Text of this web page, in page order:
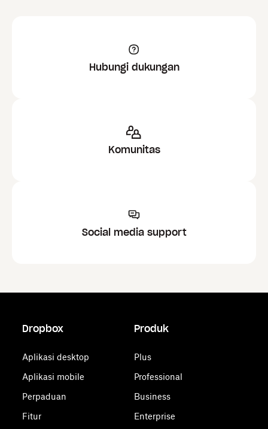
Hubungi dukungan
Komunitas
Social media support
Dropbox
Aplikasi desktop
Aplikasi mobile
Perpaduan
Fitur
Produk
Plus
Professional
Business
Enterprise